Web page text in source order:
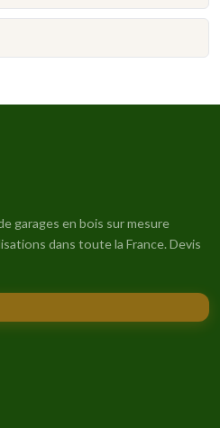
garages en bois sur mesure
dans toute la France. Devis